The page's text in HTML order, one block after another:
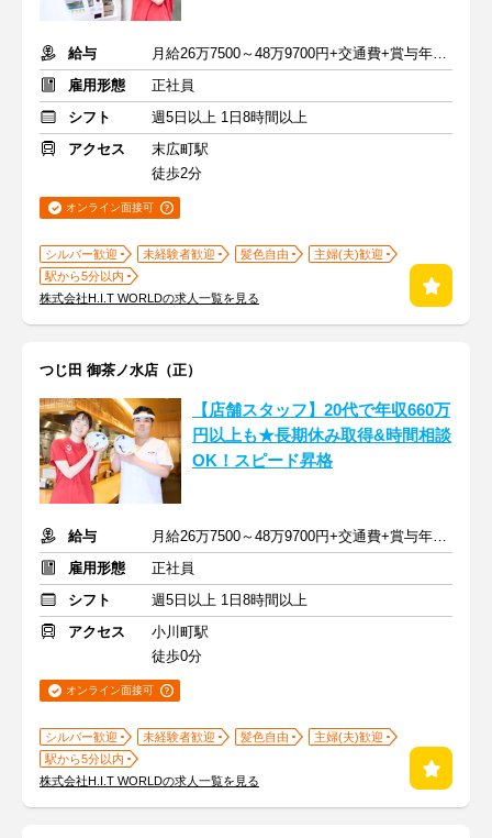
給与
月給26万7500～48万9700円+交通費+賞与年2回
雇用形態
正社員
シフト
週5日以上 1日8時間以上
アクセス
末広町駅
徒歩2分
オンライン面接可
シルバー歓迎 未経験者歓迎 髪色自由
主婦(夫)歓迎
駅から5分以内
株式会社H.I.T WORLDの求人一覧を見る
つじ田 御茶ノ水店（正）
【店舗スタッフ】20代で年収660万
円以上も★長期休み取得&時間相談
OK！スピード昇格
給与
月給26万7500～48万9700円+交通費+賞与年2回
雇用形態
正社員
シフト
週5日以上 1日8時間以上
アクセス
小川町駅
徒歩0分
オンライン面接可
シルバー歓迎 未経験者歓迎 髪色自由
主婦(夫)歓迎
駅から5分以内
株式会社H.I.T WORLDの求人一覧を見る